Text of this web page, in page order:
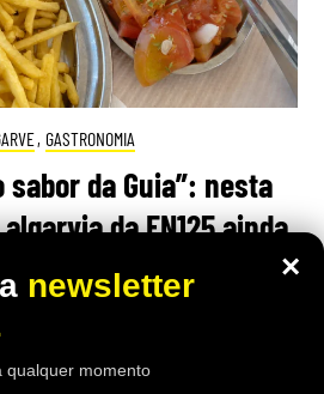
, GASTRONOMIA
sabor da Guia”: nesta
da EN125 ainda
frango à Guia”
por 6,50€
×
newsletter
qualquer momento